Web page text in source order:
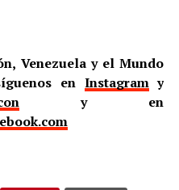
Venezuela y el Mundo
en Instagramy
y en